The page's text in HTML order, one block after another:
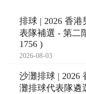
排球 | 2026 香
表隊補選 - 第二
1756 )
2026-08-03
沙灘排球 | 2026
灘排球代表隊遴